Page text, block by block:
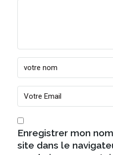
Enregistrer mon
site dans le